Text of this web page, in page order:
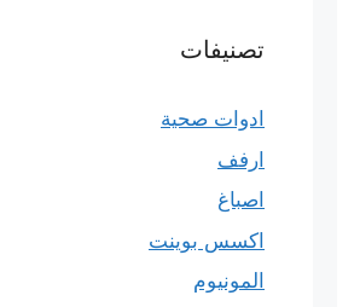
تصنيفات
ادوات صحية
ارفف
اصباغ
اكسس بوينت
المونيوم